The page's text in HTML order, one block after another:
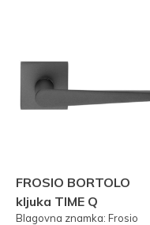
FROSIO BORTOLO
kljuka TIME Q
Blagovna znamka: Frosio